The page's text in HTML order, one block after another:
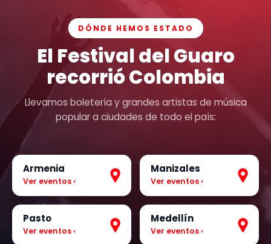
DÓNDE HEMOS ESTADO
El Festival del Guaro
recorrió Colombia
Llevamos boletería y grandes artistas de música
popular a ciudades de todo el país:
Armenia
Ver eventos ›
Manizales
Ver eventos ›
Pasto
Ver eventos ›
Medellín
Ver eventos ›